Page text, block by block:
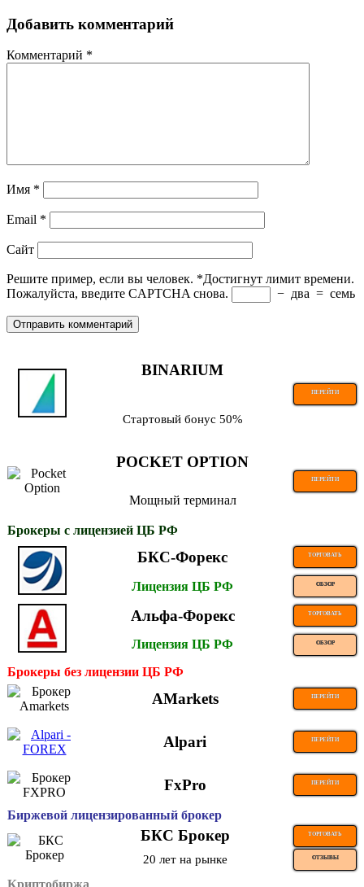
Добавить комментарий
Комментарий *
Имя *
Email *
Сайт
Решите пример, если вы человек. *Достигнут лимит времени.
Пожалуйста, введите CAPTCHA снова.
− два = семь
BINARIUM
ПЕРЕЙТИ
Стартовый бонус 50%
POCKET OPTION
ПЕРЕЙТИ
Мощный терминал
Брокеры с лицензией ЦБ РФ
БКС-Форекс ТОРГОВАТЬ
Лицензия ЦБ РФ ОБЗОР
Альфа-Форекс ТОРГОВАТЬ
Лицензия ЦБ РФ ОБЗОР
Брокеры без лицензии ЦБ РФ
AMarkets ПЕРЕЙТИ
Alpari ПЕРЕЙТИ
FxPro ПЕРЕЙТИ
Биржевой лицензированный брокер
БКС Брокер ТОРГОВАТЬ
20 лет на рынке ОТЗЫВЫ